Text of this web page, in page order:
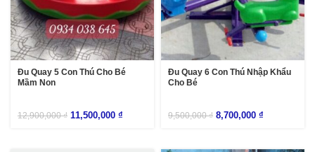
Đu Quay 5 Con Thú Cho Bé
Mầm Non
12,900,000₫ 11,500,000 ₫
Đu Quay 6 Con Thú Nhập Khẩu
Cho Bé
9,500,000₫ 8,700,000 ₫